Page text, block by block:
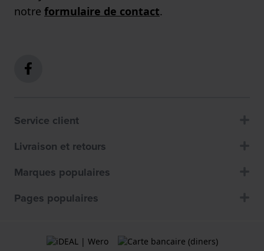
notre formulaire de contact.
Service client
Livraison et retours
Marques populaires
Pages populaires